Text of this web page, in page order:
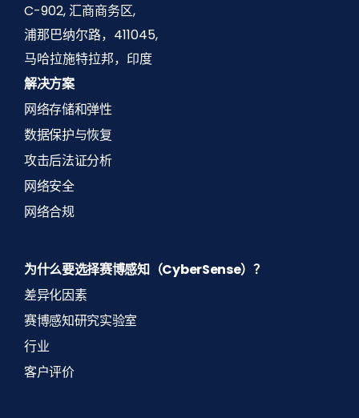
C-902, 汇商商务区,
浦那巴纳尔路，411045,
马哈拉施特拉邦，印度
解决方案
网络存储和弹性
数据保护与恢复
攻击后法证分析
网络安全
网络合规
为什么要选择赛博感知（CyberSense）？
差异化因素
赛博感知研究实验室
行业
客户评价